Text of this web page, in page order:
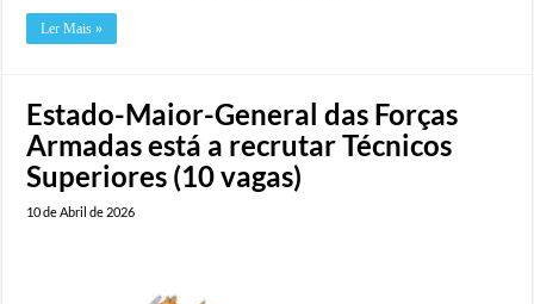
Ler Mais »
Estado-Maior-General das Forças
Armadas está a recrutar Técnicos
Superiores (10 vagas)
10 de Abril de 2026